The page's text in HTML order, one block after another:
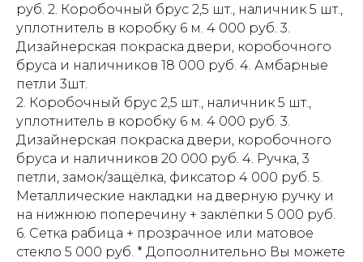
руб. 2. Коробочный брус 2,5 шт., наличник 5 шт.,
уплотнитель в коробку 6 м. 4 000 руб. 3.
Дизайнерская покраска двери, коробочного
бруса и наличников 18 000 руб. 4. Амбарные
петли 3шт.
2. Коробочный брус 2,5 шт., наличник 5 шт.,
уплотнитель в коробку 6 м. 4 000 руб. 3.
Дизайнерская покраска двери, коробочного
бруса и наличников 20 000 руб. 4. Ручка, 3
петли, замок/защёлка, фиксатор 4 000 руб. 5.
Металлические накладки на дверную ручку и
на нижнюю поперечину + заклёпки 5 000 руб.
6. Сетка рабица + прозрачное или матовое
стекло 5 000 руб. * Допоолнительно Вы можете